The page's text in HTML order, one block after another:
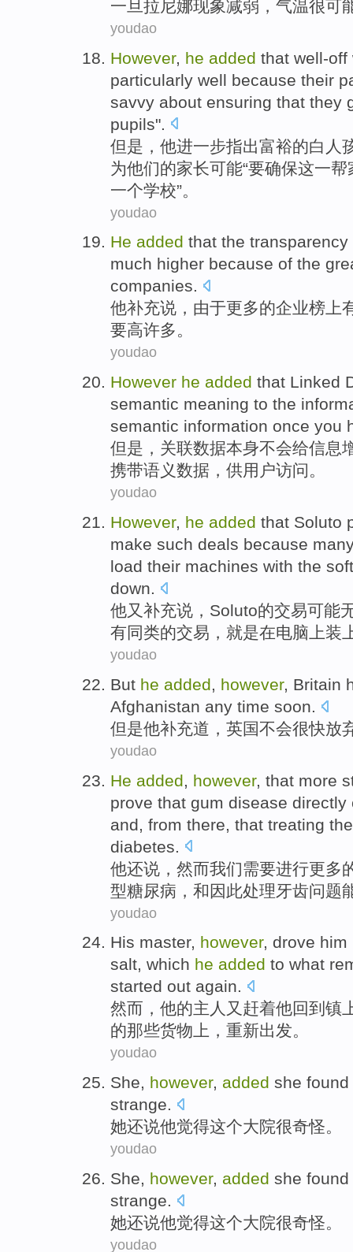
一旦 拉尼娜现象减弱 ， 气温很可
youdao
However, he added that well-off
particularly well because their
savvy about ensuring that they
pupils".
但是 ， 他进一步指出富裕的白人
为他们的家长可能“要确保这一帮
一个学校”。
youdao
He added that the transparency
much higher because of the
companies.
他补充说， 由于更多的企业榜上
要高许多。
youdao
However he added that Linked
semantic meaning to the
semantic information once you
但是 ， 关联数据本身不会给信息
携带语义数据 ，供用户访问。
youdao
However, he added that Soluto
make such deals because
load their machines with the
down.
他又补充说， Soluto的交易可能
有同类的交易，就是在电脑 上装
youdao
But he added, however, Britain
Afghanistan any time soon.
但是他补充道， 英国不会很快放
youdao
He added however, that more
prove that gum disease directly
and , from there , that treating the
diabetes
他还说 ， 然而我们需要进行更多
型糖尿病 ， 和因此处理牙齿问题
youdao
His master, however, drove him
salt, which he added to what
started out again.
然而 ， 他的主人 又赶着他回到 镇
的那些货物上， 重新出发。
youdao
She, however, added she found
strange.
她还说他觉得这个大院很奇怪。
youdao
She, however, added she found
strange.
她还说他觉得这个大院很奇怪。
youdao